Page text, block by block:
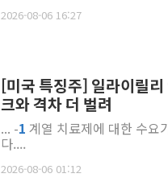
2026-08-06 16:27
[미국 특징주] 일라이릴
크와 격차 더 벌려
... -1 계열 치료제에 대한 수요
다....
2026-08-06 01:12